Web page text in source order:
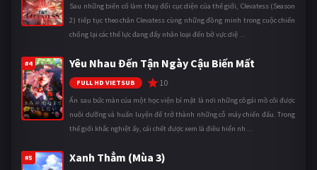
Sau những biến cố làm thay đổi cục diện của thế giới, Clevatess (Season
2) tiếp tục theo chân Clevatess cùng những đồng minh trong cuộc chiến
chống lại các thế lực đang đẩy nhân loại đến bờ vực diệ ...
#4 Yêu Nhau Đến Tận Ngày Cậu Biến Mất
FULL HD VIETSUB 10
Ẩn sau bức màn của một học viện bí mật là nơi những cô gái mồ côi được
nuôi dưỡng và huấn luyện để trở thành những cỗ máy chiến đấu. Trong
thế giới khắc nghiệt ấy, cái chết được xem là điều hiển nh ...
#5 Xanh Thẳm (Mùa 3)